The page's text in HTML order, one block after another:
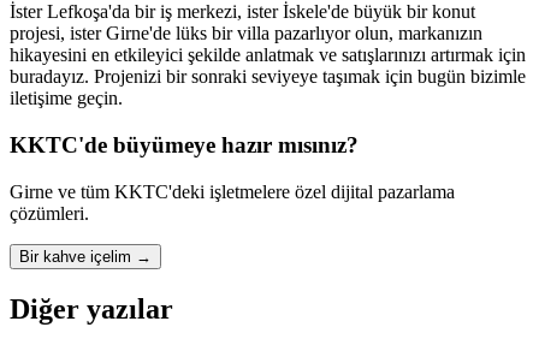
İster Lefkoşa'da bir iş merkezi, ister İskele'de büyük bir konut
projesi, ister Girne'de lüks bir villa pazarlıyor olun, markanızın
hikayesini en etkileyici şekilde anlatmak ve satışlarınızı artırmak için
buradayız. Projenizi bir sonraki seviyeye taşımak için bugün bizimle
iletişime geçin.
KKTC'de büyümeye hazır mısınız?
Girne ve tüm KKTC'deki işletmelere özel dijital pazarlama
çözümleri.
Bir kahve içelim →
Diğer yazılar